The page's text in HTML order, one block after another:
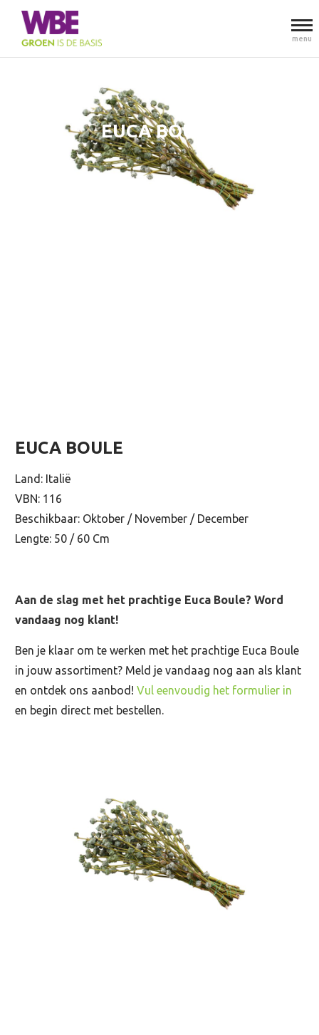
menu
EUCA BOULE
EUCA BOULE
Land: Italië
VBN: 116
Beschikbaar: Oktober / November / December
Lengte: 50 / 60 Cm
Aan de slag met het prachtige Euca Boule? Word
vandaag nog klant!
Ben je klaar om te werken met het prachtige Euca Boule
in jouw assortiment? Meld je vandaag nog aan als klant
en ontdek ons aanbod! Vul eenvoudig het formulier in
en begin direct met bestellen.